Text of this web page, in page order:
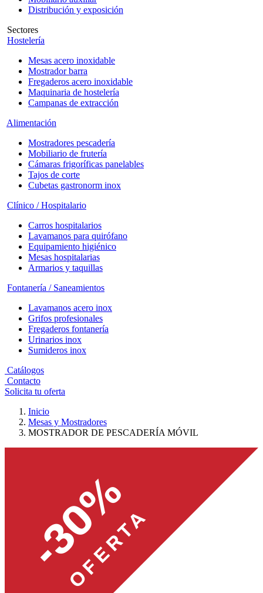
Distribución y exposición
Sectores
Hostelería
Mesas acero inoxidable
Mostrador barra
Fregaderos acero inoxidable
Maquinaria de hostelería
Campanas de extracción
Alimentación
Mostradores pescadería
Mobiliario de frutería
Cámaras frigoríficas panelables
Tajos de corte
Cubetas gastronorm inox
Clínico / Hospitalario
Carros hospitalarios
Lavamanos para quirófano
Equipamiento higiénico
Mesas hospitalarias
Armarios y taquillas
Fontanería / Saneamientos
Lavamanos acero inox
Grifos profesionales
Fregaderos fontanería
Urinarios inox
Sumideros inox
Catálogos
Contacto
Solicita tu oferta
Inicio
Mesas y Mostradores
MOSTRADOR DE PESCADERÍA MÓVIL
-30%
OFERTA